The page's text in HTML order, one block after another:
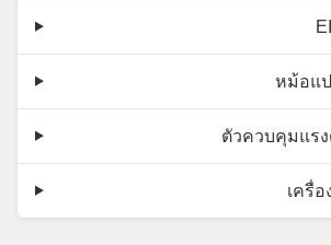
หม้อแ
ตัวควบคุมแร
เครื่